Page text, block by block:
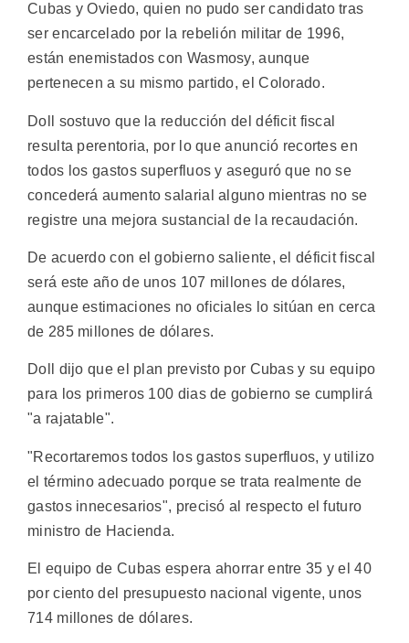
Cubas y Oviedo, quien no pudo ser candidato tras
ser encarcelado por la rebelión militar de 1996,
están enemistados con Wasmosy, aunque
pertenecen a su mismo partido, el Colorado.
Doll sostuvo que la reducción del déficit fiscal
resulta perentoria, por lo que anunció recortes en
todos los gastos superfluos y aseguró que no se
concederá aumento salarial alguno mientras no se
registre una mejora sustancial de la recaudación.
De acuerdo con el gobierno saliente, el déficit fiscal
será este año de unos 107 millones de dólares,
aunque estimaciones no oficiales lo sitúan en cerca
de 285 millones de dólares.
Doll dijo que el plan previsto por Cubas y su equipo
para los primeros 100 dias de gobierno se cumplirá
"a rajatable".
"Recortaremos todos los gastos superfluos, y utilizo
el término adecuado porque se trata realmente de
gastos innecesarios", precisó al respecto el futuro
ministro de Hacienda.
El equipo de Cubas espera ahorrar entre 35 y el 40
por ciento del presupuesto nacional vigente, unos
714 millones de dólares.